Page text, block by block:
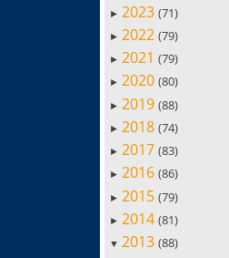
► 2023 (71)
► 2022 (79)
► 2021 (79)
► 2020 (80)
► 2019 (88)
► 2018 (74)
► 2017 (83)
► 2016 (86)
► 2015 (79)
► 2014 (81)
▼ 2013 (88)